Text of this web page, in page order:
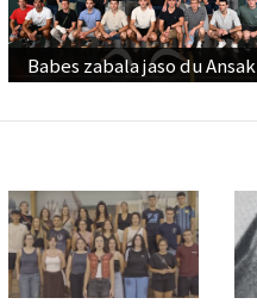
Babes zabala jaso du Ansak